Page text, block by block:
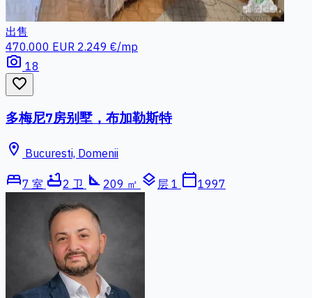
出售
470.000 EUR 2.249 €/mp
photo_camera 18
favorite_border
多梅尼7房别墅，布加勒斯特
location_on Bucuresti, Domenii
bed7 室 bathtub2 卫 square_foot 209 ㎡ layers 层 1 calendar_today1997